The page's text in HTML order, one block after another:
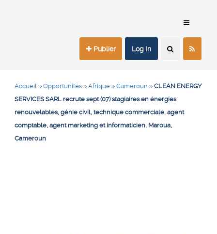
Publier Log In
Accueil » Opportunités » Afrique » Cameroun » CLEAN ENERGY
SERVICES SARL recrute sept (07) stagiaires en énergies
renouvelables, génie civil, technique commerciale, agent
comptable, agent marketing et informaticien, Maroua,
Cameroun